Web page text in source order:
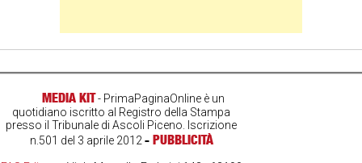
MEDIA KIT- PrimaPaginaOnline è un
quotidiano iscritto al Registro della Stampa
presso il Tribunale di Ascoli Piceno. Iscrizione
n.501 del 3 aprile 2012- PUBBLICITÀ